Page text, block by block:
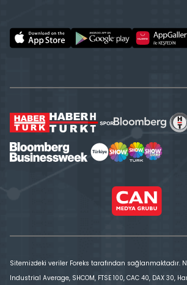
Sitemizdeki veriler Foreks tarafından sağlanmaktadır.
Industrial Average, SHCOM, FTSE 100, CAC 40, DAX 30,